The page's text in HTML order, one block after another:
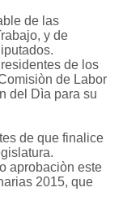
de las
y de
de los
de Labor
del Dìa para su
de que finalice
aprobaciòn este
2015, que